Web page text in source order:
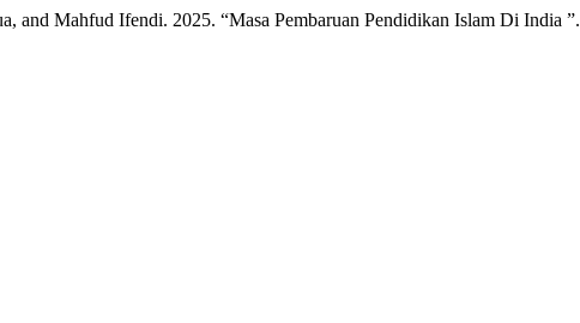
and Mahfud Ifendi. 2025. “Masa Pembaruan Pendidikan Islam Di India ”.